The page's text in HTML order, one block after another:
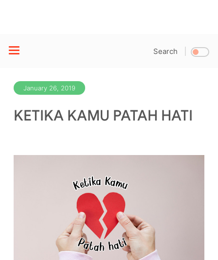
Search
January 26, 2019
KETIKA KAMU PATAH HATI